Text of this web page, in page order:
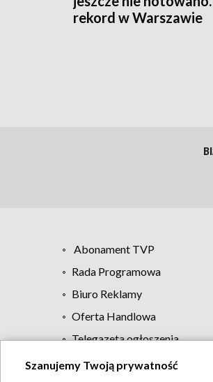
rekord w Warszawie
Abonament TVP
Rada Programowa
Biuro Reklamy
Oferta Handlowa
Telegazeta ogłoszenia
Szanujemy Twoją prywatność